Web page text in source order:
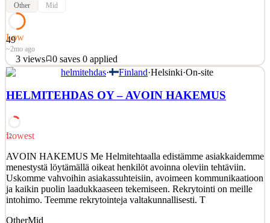
Other Mid
49
Low
~2mo ago
3 views 0 saves 0 applied
SUORAHAKU – KEHTIYSPÄÄLLIKKÖ – TAMPERE
Suorahaussa Kehityspäällikkö Tampereelle! ♻️Voiko ihanammin
päiväin enää alkaa? Haemme asiakkaallemme nimittäin
kehityspäällikköä monipuoliseen rooliin. Haku toteutetaan pelkkänä
Tampere – Vakituine
See 1 similar
Quick Apply
Apply Save
Details
3views 0saves 0applied
~2mo ago
helmitehdas· Finland·Helsinki·On-site
HELMITEHDAS OY – AVOIN HAKEMUS
12
Lowest
AVOIN HAKEMUS Me Helmitehtaalla edistämme asiakkaidemme
menestystä löytämällä oikeat henkilöt avoinna oleviin tehtäviin.
Uskomme vahvoihin asiakassuhteisiin, avoimeen kommunikaatioon
ja kaikin puolin laadukkaaseen tekemiseen. Rekrytointi on meille
intohimo. Teemme rekrytointeja valtakunnallisesti. T
OtherMid